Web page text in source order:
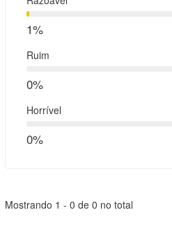
1%
Ruim
0%
Horrível
0%
Mostrando 1 - 0 de 0 no total